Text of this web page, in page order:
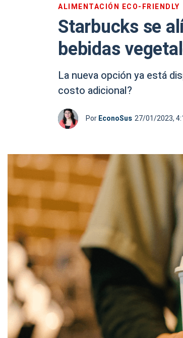
ALIMENTACIÓN ECO-FRIENDLY
Starbucks se
bebidas
La nueva opción ya está
costo adicional?
PorEconoSus 27/01/2023,